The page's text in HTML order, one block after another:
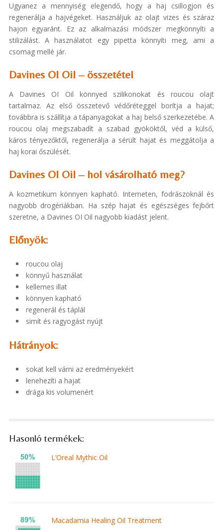
Ugyanez a mennyiség elegendő, hogy a haj csillogjon és
regenerálja a hajvégeket. Használjuk az olajt vizes és száraz
hajon egyaránt. Ez az alkalmazási módszer megkönnyíti a
stilizálást. A használatot egy pipetta könnyíti meg, ami a
csomag mellé jár.
Davines OI Oil – összetétel
A Davines OI Oil könnyed szilikonokat és roucou olajt
tartalmaz. Az első összetevő védőréteggel borítja a hajat;
továbbra is szállítja a tápanyagokat a haj belső szerkezetébe. A
roucou olaj megszabadít a szabad gyököktől, véd a külső,
káros tényezőktől, regenerálja a sérült hajat és meggátolja a
haj korai őszülését.
Davines OI Oil – hol vásárolható meg?
A kozmetikum könnyen kapható. Interneten, fodrászoknál és
nagyobb drogériákban. Ha szép hajat és egészséges fejbőrt
szeretne, a Davines OI Oil nagyobb kiadást jelent.
Előnyök:
roucou olaj
könnyű használat
kellemes illat
könnyen kapható
regenerál és táplál
simít és ragyogást nyújt
Hátrányok:
sokat kell várni az eredményekért
lenehezíti a hajat
drága kis volumenért
Hasonló termékek:
L’Oreal Mythic Oil
Macadamia Healing Oil Treatment